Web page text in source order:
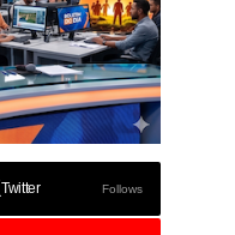
Twitter Follows